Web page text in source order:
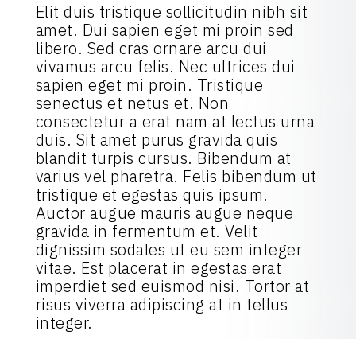
Elit duis tristique sollicitudin nibh sit
amet. Dui sapien eget mi proin sed
libero. Sed cras ornare arcu dui
vivamus arcu felis. Nec ultrices dui
sapien eget mi proin. Tristique
senectus et netus et. Non
consectetur a erat nam at lectus urna
duis. Sit amet purus gravida quis
blandit turpis cursus. Bibendum at
varius vel pharetra. Felis bibendum ut
tristique et egestas quis ipsum.
Auctor augue mauris augue neque
gravida in fermentum et. Velit
dignissim sodales ut eu sem integer
vitae. Est placerat in egestas erat
imperdiet sed euismod nisi. Tortor at
risus viverra adipiscing at in tellus
integer.